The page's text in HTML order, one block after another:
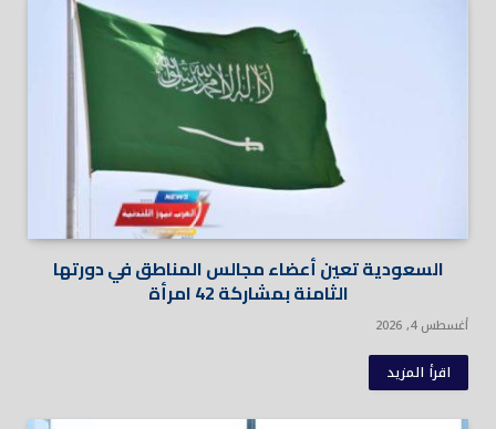
السعودية تعين أعضاء مجالس المناطق في دورتها
الثامنة بمشاركة 42 امرأة
أغسطس 4, 2026
اقرأ المزيد